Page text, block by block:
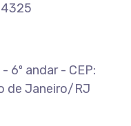
6º andar - CEP:
de Janeiro/RJ